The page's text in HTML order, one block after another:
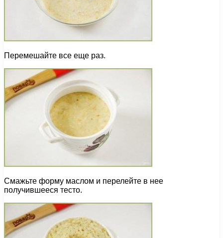
Перемешайте все еще раз.
Смажьте форму маслом и перелейте в нее
получившееся тесто.